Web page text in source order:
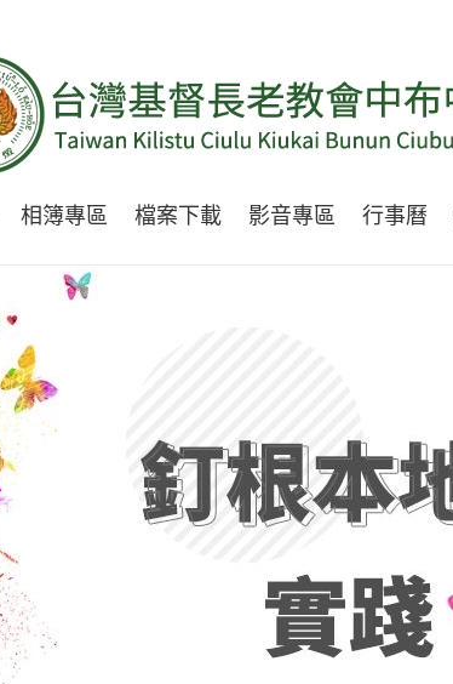
相簿專區 檔案下載 影音專區 行事曆